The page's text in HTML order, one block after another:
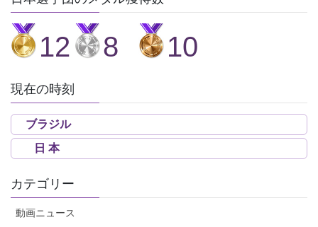
ビ
ゲ
ー
シ
ョ
ン
ー
ー
ー
ジ
12 8 10
現在の時刻
ブラジル
日 本
カテゴリー
動画ニュース